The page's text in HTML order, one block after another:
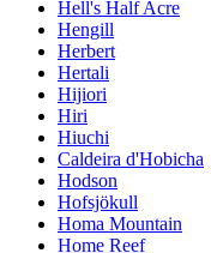
Hell's Half Acre
Hengill
Herbert
Hertali
Hijiori
Hiri
Hiuchi
Caldeira d'Hobicha
Hodson
Hofsjökull
Homa Mountain
Home Reef